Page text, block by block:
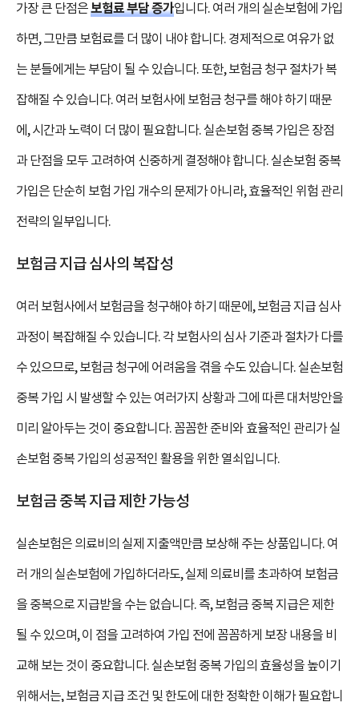
가장 큰 단점은보험료 부담 증가입니다. 여러 개의 실손보험에 가입
하면, 그만큼 보험료를 더 많이 내야 합니다. 경제적으로 여유가 없
는 분들에게는 부담이 될 수 있습니다. 또한, 보험금 청구 절차가 복
잡해질 수 있습니다. 여러 보험사에 보험금 청구를 해야 하기 때문
에, 시간과 노력이 더 많이 필요합니다. 실손보험 중복 가입은 장점
과 단점을 모두 고려하여 신중하게 결정해야 합니다. 실손보험 중복
가입은 단순히 보험 가입 개수의 문제가 아니라, 효율적인 위험 관리
전략의 일부입니다.
보험금 지급 심사의 복잡성
여러 보험사에서 보험금을 청구해야 하기 때문에, 보험금 지급 심사
과정이 복잡해질 수 있습니다. 각 보험사의 심사 기준과 절차가 다를
수 있으므로, 보험금 청구에 어려움을 겪을 수도 있습니다. 실손보험
중복 가입 시 발생할 수 있는 여러가지 상황과 그에 따른 대처방안을
미리 알아두는 것이 중요합니다. 꼼꼼한 준비와 효율적인 관리가 실
손보험 중복 가입의 성공적인 활용을 위한 열쇠입니다.
보험금 중복 지급 제한 가능성
실손보험은 의료비의 실제 지출액만큼 보상해 주는 상품입니다. 여
러 개의 실손보험에 가입하더라도, 실제 의료비를 초과하여 보험금
을 중복으로 지급받을 수는 없습니다. 즉, 보험금 중복 지급은 제한
될 수 있으며, 이 점을 고려하여 가입 전에 꼼꼼하게 보장 내용을 비
교해 보는 것이 중요합니다. 실손보험 중복 가입의 효율성을 높이기
위해서는, 보험금 지급 조건 및 한도에 대한 정확한 이해가 필요합니